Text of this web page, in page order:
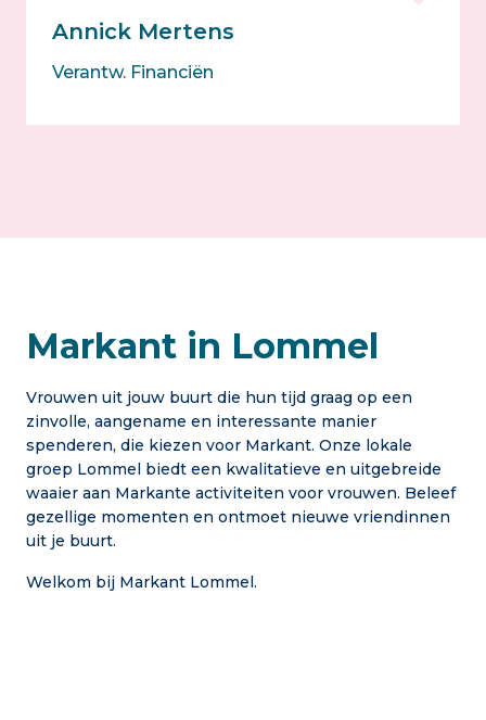
Annick Mertens
Verantw. Financiën
Markant in Lommel
Vrouwen uit jouw buurt die hun tijd graag op een
zinvolle, aangename en interessante manier
spenderen, die kiezen voor Markant. Onze lokale
groep Lommel biedt een kwalitatieve en uitgebreide
waaier aan Markante activiteiten voor vrouwen. Beleef
gezellige momenten en ontmoet nieuwe vriendinnen
uit je buurt.
Welkom bij Markant Lommel.